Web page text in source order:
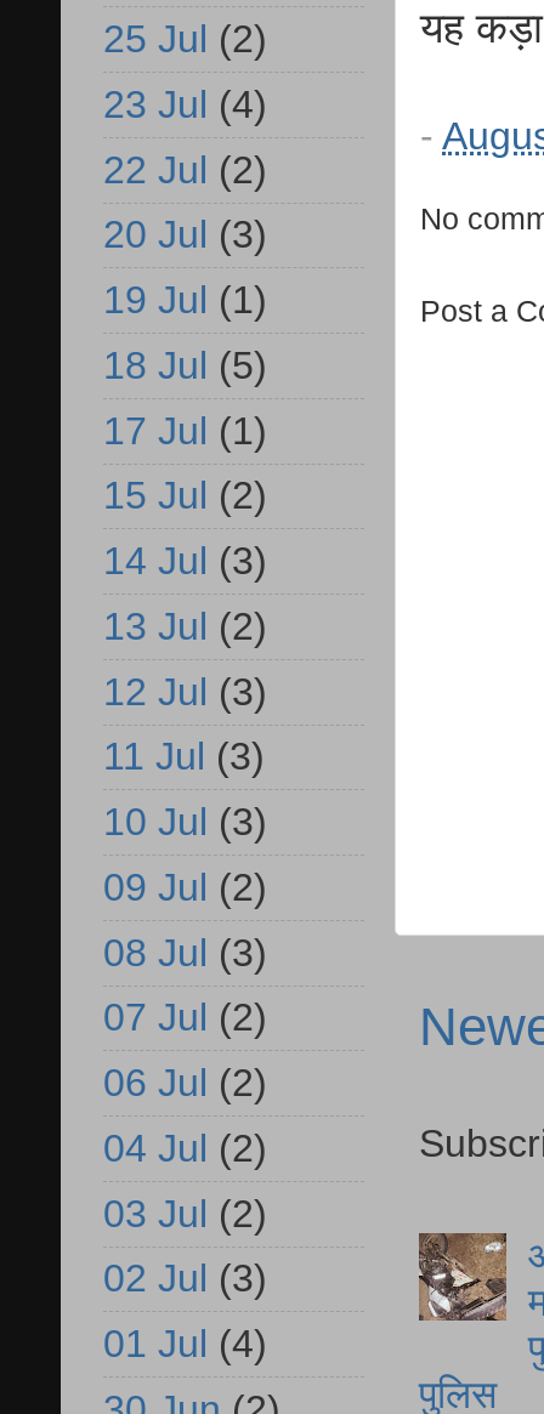
यह
-
No
Post a
पुलिस
25 Jul (2)
23 Jul (4)
22 Jul (2)
20 Jul (3)
19 Jul (1)
18 Jul (5)
17 Jul (1)
15 Jul (2)
14 Jul (3)
13 Jul (2)
12 Jul (3)
11 Jul (3)
10 Jul (3)
09 Jul (2)
08 Jul (3)
07 Jul (2)
06 Jul (2)
04 Jul (2)
03 Jul (2)
02 Jul (3)
01 Jul (4)